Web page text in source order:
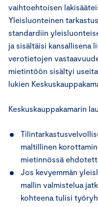
vaihtoehtoisen
Yleisluonteinen
standardiin
ja sisältäisi kansallisena
verotietojen
mietintöön sisältyi
lukien
Keskuskauppakamarin
maltillinen
mietinnössä
Jos kevyemmän
mallin valmistelua
kohteena tulisi